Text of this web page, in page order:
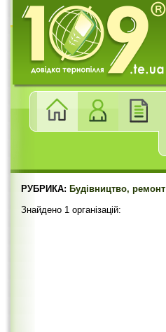
РУБРИКА: Будівництво, ремонт
Знайдено 1 організацій: